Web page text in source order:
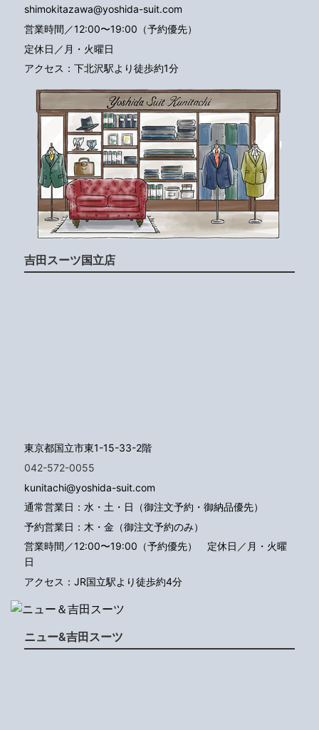
shimokitazawa@yoshida-suit.com
営業時間／12:00〜19:00（予約優先）
定休日／月・火曜日
アクセス：下北沢駅より徒歩約1分
吉田スーツ国立店
東京都国立市東1-15-33-2階
042-572-0055
kunitachi@yoshida-suit.com
通常営業日：水・土・日（御注文予約・御納品優先）
予約営業日：木・金（御注文予約のみ）
営業時間／12:00〜19:00（予約優先） 定休日／月・火曜
日
アクセス：JR国立駅より徒歩約4分
ニュー&吉田スーツ